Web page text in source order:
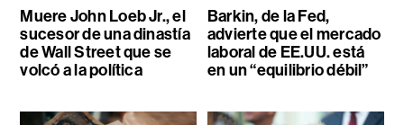
Muere John Loeb Jr., el
sucesor de una dinastía
de Wall Street que se
volcó a la política
Barkin, de la Fed,
advierte que el mercado
laboral de EE.UU. está
en un “equilibrio débil”